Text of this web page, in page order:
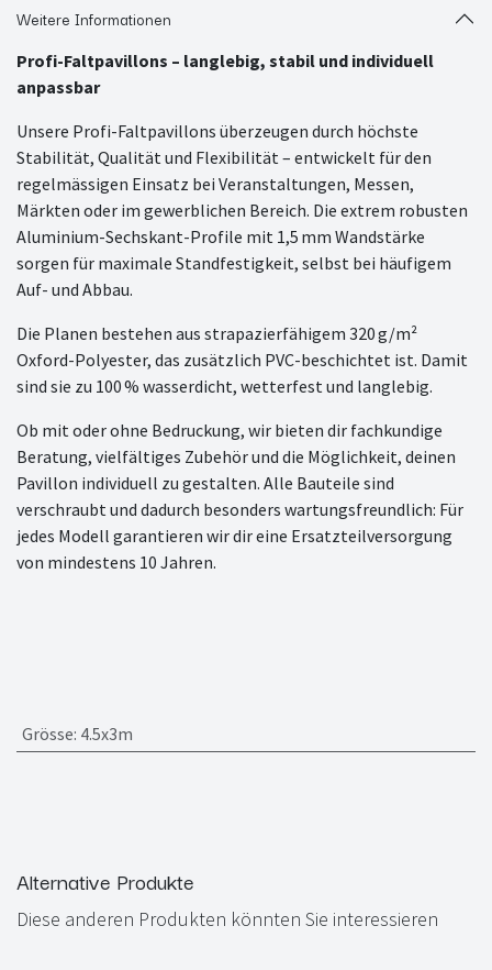
Weitere Informationen
Profi-Faltpavillons – langlebig, stabil und individuell
anpassbar
Unsere Profi-Faltpavillons überzeugen durch höchste
Stabilität, Qualität und Flexibilität – entwickelt für den
regelmässigen Einsatz bei Veranstaltungen, Messen,
Märkten oder im gewerblichen Bereich. Die extrem robusten
Aluminium-Sechskant-Profile mit 1,5 mm Wandstärke
sorgen für maximale Standfestigkeit, selbst bei häufigem
Auf- und Abbau.
Die Planen bestehen aus strapazierfähigem 320 g/m²
Oxford-Polyester, das zusätzlich PVC-beschichtet ist. Damit
sind sie zu 100 % wasserdicht, wetterfest und langlebig.
Ob mit oder ohne Bedruckung, wir bieten dir fachkundige
Beratung, vielfältiges Zubehör und die Möglichkeit, deinen
Pavillon individuell zu gestalten. Alle Bauteile sind
verschraubt und dadurch besonders wartungsfreundlich: Für
jedes Modell garantieren wir dir eine Ersatzteilversorgung
von mindestens 10 Jahren.
Grösse: 4.5x3m
Alternative Produkte
Diese anderen Produkten könnten Sie interessieren